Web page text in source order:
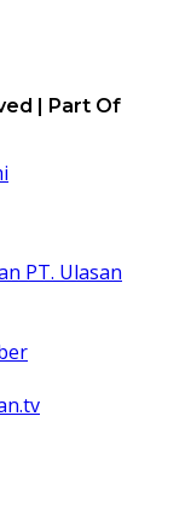
| Part Of
PT. Ulasan